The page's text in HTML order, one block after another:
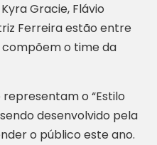
Gracie, Flávio
Ferreira estão entre
o time da
o “Estilo
desenvolvido pela
o público este ano.